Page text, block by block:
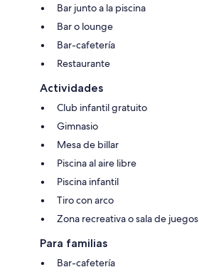
Bar junto a la piscina
Bar o lounge
Bar-cafetería
Restaurante
Actividades
Club infantil gratuito
Gimnasio
Mesa de billar
Piscina al aire libre
Piscina infantil
Tiro con arco
Zona recreativa o sala de juegos
Para familias
Bar-cafetería